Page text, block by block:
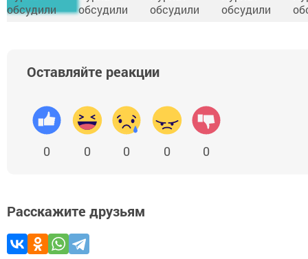
Оставляйте реакции
0 0 0 0 0
Расскажите друзьям